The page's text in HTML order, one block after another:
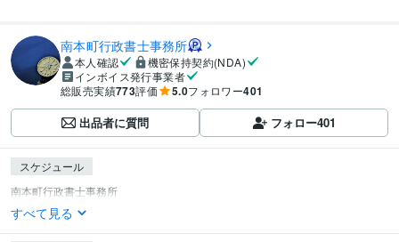
南本町行政書士事務所
本人確認
機密保持契約(NDA)
インボイス発行事業者
総販売実績773評価 5.0フォロワー401
出品者に質問 フォロー401
スケジュール
すべて見る